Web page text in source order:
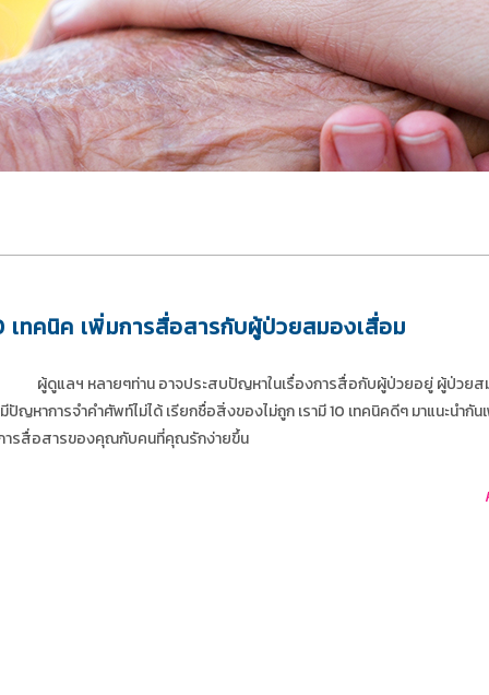
เทคนิค เพิ่มการสื่อสารกับผู้ป่วยสมองเสื่อม
ผู้ดูแลฯ หลายๆท่าน อาจประสบปัญหาในเรื่องการสื่อกับผู้ป่วยอยู่ ผู้ป่วย
ปัญหาการจำคำศัพท์ไม่ได้ เรียกชื่อสิ่งของไม่ถูก เรามี 10 เทคนิคดีๆ มาแนะนำกัน
ารสื่อสารของคุณกับคนที่คุณรักง่ายขึ้น